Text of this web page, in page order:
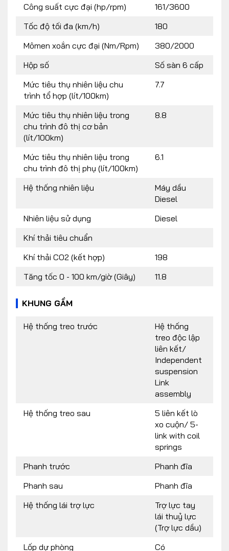
Công suất cực đại (hp/rpm)
161/3600
Tốc độ tối đa (km/h)
180
Mômen xoắn cực đại (Nm/Rpm)
380/2000
Hộp số
Số sàn 6 cấp
Mức tiêu thụ nhiên liệu chu
trình tổ hợp (lít/100km)
7.7
Mức tiêu thụ nhiên liệu trong
chu trình đô thị cơ bản
(lít/100km)
8.8
Mức tiêu thụ nhiên liệu trong
chu trình đô thị phụ (lít/100km)
6.1
Hệ thống nhiên liệu
Máy dầu
Diesel
Nhiên liệu sử dụng
Diesel
Khí thải tiêu chuẩn
Khí thải CO2 (kết hợp)
198
Tăng tốc 0 - 100 km/giờ (Giây)
11.8
KHUNG GẦM
Hệ thống treo trước
Hệ thống
treo độc lập
liên kết/
Independent
suspension
Link
assembly
Hệ thống treo sau
5 liên kết lò
xo cuộn/ 5-
link with coil
springs
Phanh trước
Phanh đĩa
Phanh sau
Phanh đĩa
Hệ thống lái trợ lực
Trợ lực tay
lái thuỷ lực
(Trợ lực dầu)
Lốp dự phòng
Có